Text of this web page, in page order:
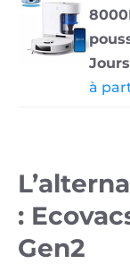
à
:
Gen2